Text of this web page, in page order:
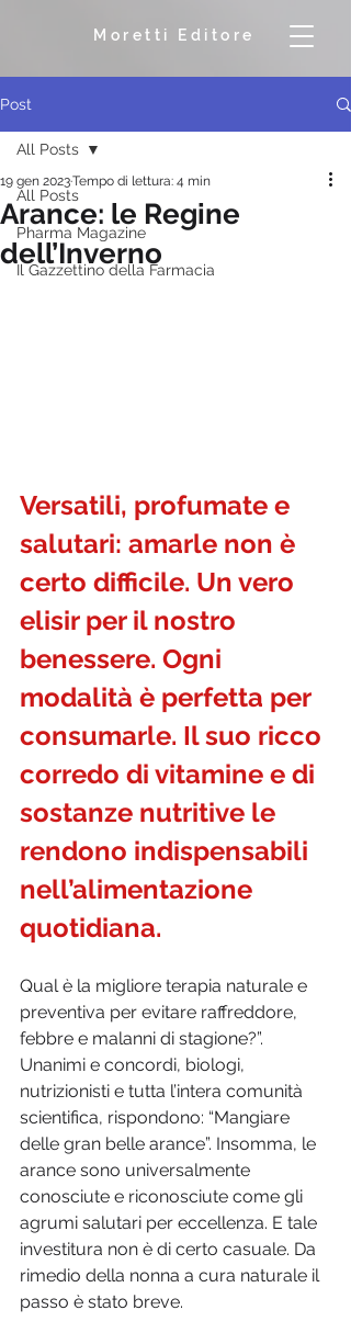
Moretti Editore
Post
All Posts
Pharma Magazine
Il Gazzettino della Farmacia
All Posts
Arance: le Regine
dell’Inverno
19 gen 2023Tempo di lettura: 4 min
Versatili, profumate e
salutari: amarle non è
certo difficile. Un vero
elisir per il nostro
benessere. Ogni
modalità è perfetta per
consumarle. Il suo ricco
corredo di vitamine e di
sostanze nutritive le
rendono indispensabili
nell’alimentazione
quotidiana.
Qual è la migliore terapia naturale e
preventiva per evitare raffreddore,
febbre e malanni di stagione?”.
Unanimi e concordi, biologi,
nutrizionisti e tutta l’intera comunità
scientifica, rispondono: “Mangiare
delle gran belle arance”. Insomma, le
arance sono universalmente
conosciute e riconosciute come gli
agrumi salutari per eccellenza. E tale
investitura non è di certo casuale. Da
rimedio della nonna a cura naturale il
passo è stato breve.